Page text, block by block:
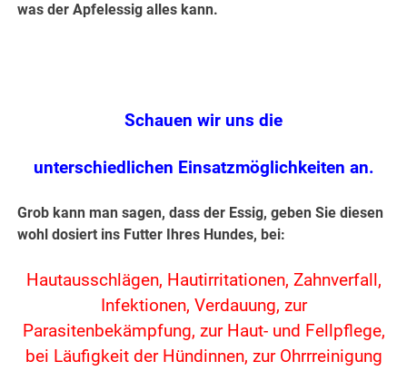
was der Apfelessig alles kann.
Schauen wir uns die
unterschiedlichen Einsatzmöglichkeiten an.
Grob kann man sagen, dass der Essig, geben Sie diesen
wohl dosiert ins Futter Ihres Hundes, bei:
Hautausschlägen, Hautirritationen, Zahnverfall,
Infektionen, Verdauung, zur
Parasitenbekämpfung, zur Haut- und Fellpflege,
bei Läufigkeit der Hündinnen, zur Ohrrreinigung